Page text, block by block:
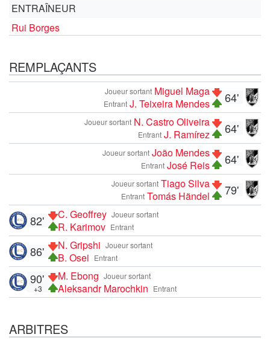
ENTRAÎNEUR
Rui Borges
REMPLAÇANTS
64'
Joueur sortant Miguel Maga
Entrant J. Teixeira Mendes
64'
Joueur sortant N. Castro Oliveira
Entrant J. Ramírez
64'
Joueur sortant João Mendes
Entrant José Reis
79'
Joueur sortant Tiago Silva
Entrant Tomás Händel
Joueur sortant
C. Geoffrey
Entrant
R. Karimov
82'
Joueur sortant
N. Gripshi
Entrant
B. Osei
86'
Joueur sortant
M. Ebong
Entrant
Aleksandr Marochkin
90'
+3
ARBITRES